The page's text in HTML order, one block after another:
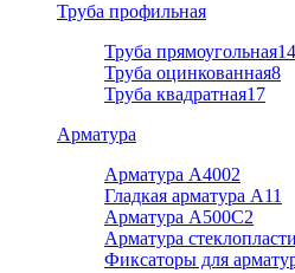
Труба профильная
Труба прямоугольная14
Труба оцинкованная8
Труба квадратная17
Арматура
Арматура А4002
Гладкая арматура А11
Арматура A500C2
Арматура
Фиксаторы для